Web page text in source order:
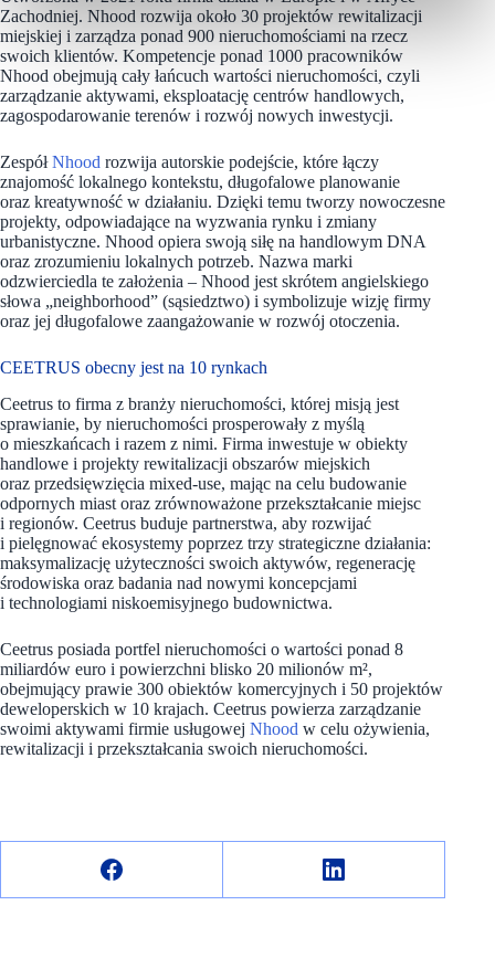
Zachodniej. Nhood rozwija około 30 projektów rewitalizacji
miejskiej i zarządza ponad 900 nieruchomościami na rzecz
swoich klientów. Kompetencje ponad 1000 pracowników
Nhood obejmują cały łańcuch wartości nieruchomości, czyli
zarządzanie aktywami, eksploatację centrów handlowych,
zagospodarowanie terenów i rozwój nowych inwestycji.
ZespółNhood rozwija autorskie podejście, które łączy
znajomość lokalnego kontekstu, długofalowe planowanie
oraz kreatywność w działaniu. Dzięki temu tworzy nowoczesne
projekty, odpowiadające na wyzwania rynku i zmiany
urbanistyczne. Nhood opiera swoją siłę na handlowym DNA
oraz zrozumieniu lokalnych potrzeb. Nazwa marki
odzwierciedla te założenia – Nhood jest skrótem angielskiego
słowa „neighborhood” (sąsiedztwo) i symbolizuje wizję firmy
oraz jej długofalowe zaangażowanie w rozwój otoczenia.
CEETRUS obecny jest na 10 rynkach
Ceetrus to firma z branży nieruchomości, której misją jest
sprawianie, by nieruchomości prosperowały z myślą
o mieszkańcach i razem z nimi. Firma inwestuje w obiekty
handlowe i projekty rewitalizacji obszarów miejskich
oraz przedsięwzięcia mixed-use, mając na celu budowanie
odpornych miast oraz zrównoważone przekształcanie miejsc
i regionów. Ceetrus buduje partnerstwa, aby rozwijać
i pielęgnować ekosystemy poprzez trzy strategiczne działania:
maksymalizację użyteczności swoich aktywów, regenerację
środowiska oraz badania nad nowymi koncepcjami
i technologiami niskoemisyjnego budownictwa.
Ceetrus posiada portfel nieruchomości o wartości ponad 8
miliardów euro i powierzchni blisko 20 milionów m²,
obejmujący prawie 300 obiektów komercyjnych i 50 projektów
deweloperskich w 10 krajach. Ceetrus powierza zarządzanie
swoimi aktywami firmie usługowej Nhood w celu ożywienia,
rewitalizacji i przekształcania swoich nieruchomości.